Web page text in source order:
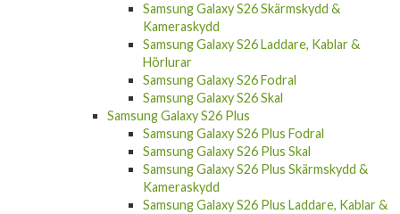
Samsung Galaxy S26 Skärmskydd &
Kameraskydd
Samsung Galaxy S26 Laddare, Kablar &
Hörlurar
Samsung Galaxy S26 Fodral
Samsung Galaxy S26 Skal
Samsung Galaxy S26 Plus
Samsung Galaxy S26 Plus Fodral
Samsung Galaxy S26 Plus Skal
Samsung Galaxy S26 Plus Skärmskydd &
Kameraskydd
Samsung Galaxy S26 Plus Laddare, Kablar &